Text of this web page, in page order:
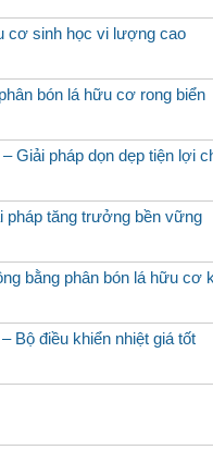
cơ sinh học vi lượng cao
bón lá hữu cơ rong biển
Giải pháp dọn dẹp tiện lợi
pháp tăng trưởng bền vững
bằng phân bón lá hữu cơ
Bộ điều khiển nhiệt giá tốt